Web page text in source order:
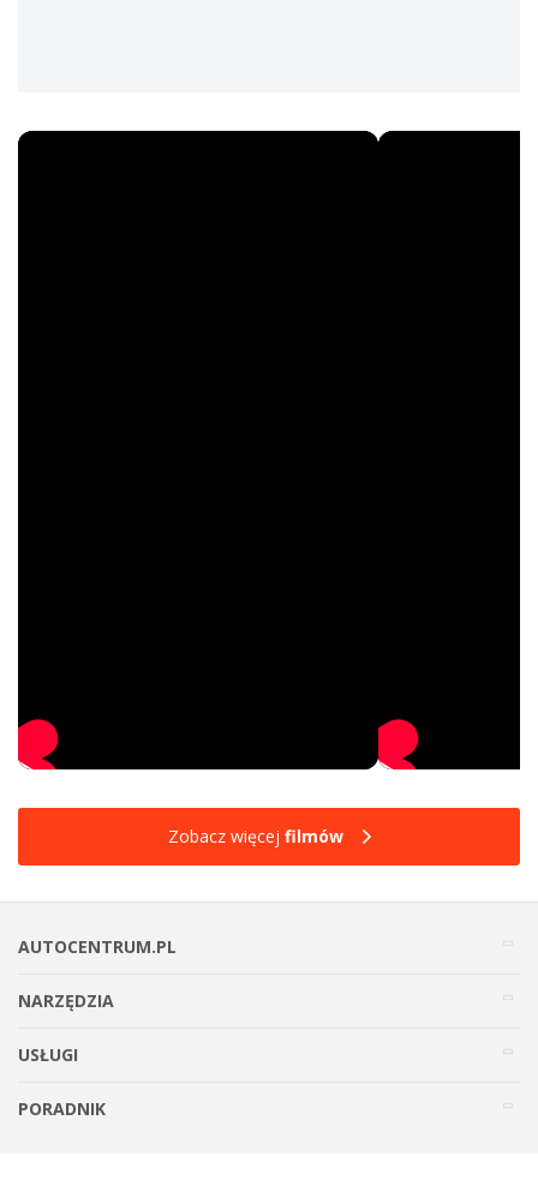
Zobacz więcej filmów
AUTOCENTRUM.PL
NARZĘDZIA
USŁUGI
PORADNIK